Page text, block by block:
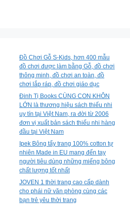
Đồ Chơi Gỗ S-Kids, hơn 400 mẫu
đồ chơi được làm bằng Gỗ, đồ chơi
thông minh, đồ chơi an toàn, đồ
chơi lắp ráp, đồ chơi giáo dục
Đinh Tị Books CÙNG CON KHÔN
LỚN là thương hiệu sách thiếu nhi
uy tín tại Việt Nam, ra đời từ 2006
đơn vị xuất bản sách thiếu nhi hàng
đầu tại Việt Nam
Ipek Bông tẩy trang 100% cotton tự
nhiên Made in EU mang đến tay
người tiêu dùng những miếng bông
chất lượng tốt nhất
JOVEN 1 thời trang cao cấp dành
cho phái nữ văn phòng cùng các
bạn trẻ yêu thời trang